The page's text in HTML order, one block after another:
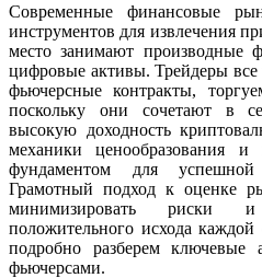
Современные финансовые
инструментов для извлечения
место занимают производные
цифровые активы. Трейдеры
фьючерсные контракты,
поскольку они сочетают в
высокую доходность
механики ценообразования и
фундаментом для успешной
Грамотный подход к оценке
минимизировать риски и
положительного исхода
подробно разберем ключевые
фьючерсами.